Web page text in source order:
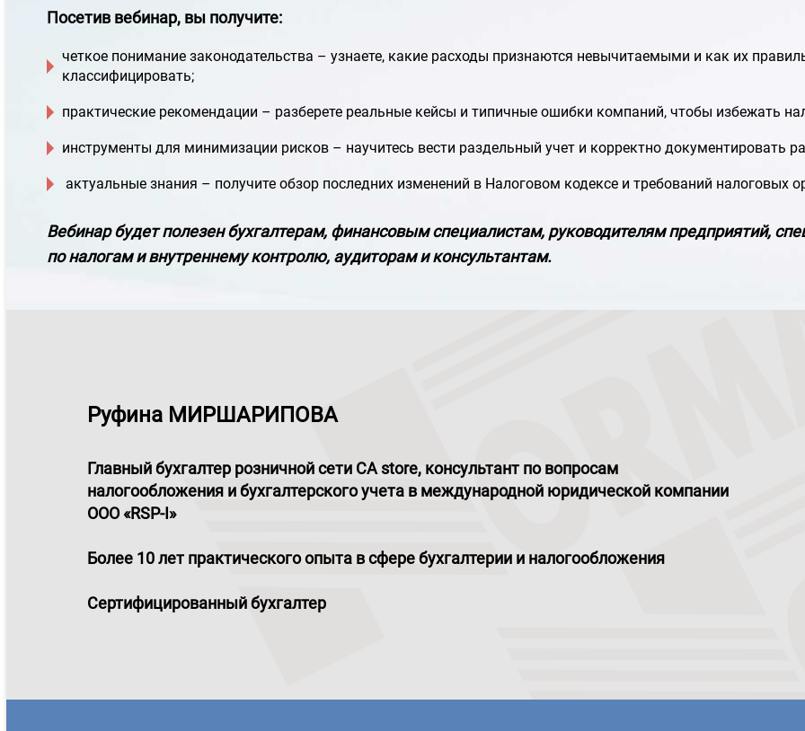
Посетив вебинар, вы получите:
четкое понимание законодательства – узнаете, какие расходы признаются невычитаемыми и как их
классифицировать;
практические рекомендации – разберете реальные кейсы и типичные ошибки компаний, чтобы избежать
инструменты для минимизации рисков – научитесь вести раздельный учет и корректно документировать
актуальные знания – получите обзор последних изменений в Налоговом кодексе и требований налоговых
Вебинар будет полезен бухгалтерам, финансовым специалистам, руководителям предприятий,
по налогам и внутреннему контролю, аудиторам и консультантам.
Руфина МИРШАРИПОВА
Главный бухгалтер розничной сети CA store, консультант по вопросам
налогообложения и бухгалтерского учета в международной юридической компании
ООО «RSP-I»
Более 10 лет практического опыта в сфере бухгалтерии и налогообложения
Сертифицированный бухгалтер